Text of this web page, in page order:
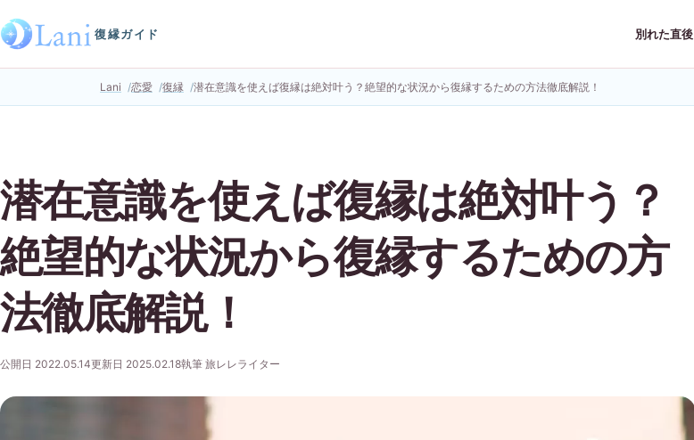
復縁ガイド 別れた直後
Lani 恋愛 復縁 潜在意識を使えば復縁は絶対叶う？絶望的な状況から復縁するための方法徹底解説！
潜在意識を使えば復縁は絶対叶う？
絶望的な状況から復縁するための方
法徹底解説！
公開日 2022.05.14更新日 2025.02.18執筆 旅レレライター